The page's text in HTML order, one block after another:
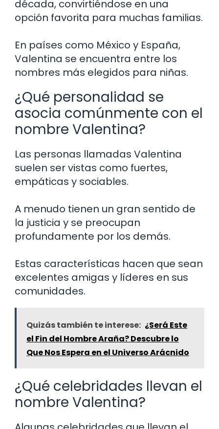
década, convirtiéndose en una
opción favorita para muchas familias.
En países como México y España,
Valentina se encuentra entre los
nombres más elegidos para niñas.
¿Qué personalidad se
asocia comúnmente con el
nombre Valentina?
Las personas llamadas Valentina
suelen ser vistas como fuertes,
empáticas y sociables.
A menudo tienen un gran sentido de
la justicia y se preocupan
profundamente por los demás.
Estas características hacen que sean
excelentes amigas y líderes en sus
comunidades.
Quizás también te interese: ¿Será Este
el Fin del Hombre Araña? Descubre lo
Que Nos Espera en el Universo Arácnido
¿Qué celebridades llevan el
nombre Valentina?